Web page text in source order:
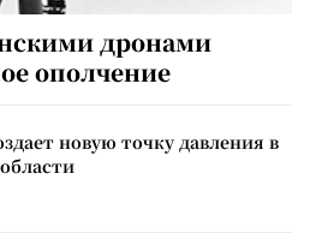
дронами
ополчение
новую точку давления в